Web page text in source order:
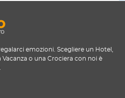
emozioni. Scegliere un Hotel,
o una Crociera con noi è